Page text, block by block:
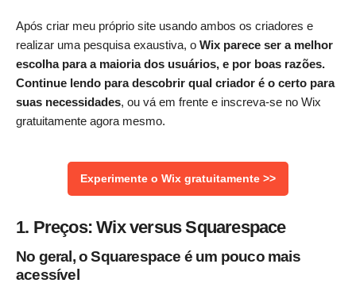
Após criar meu próprio site usando ambos os criadores e
realizar uma pesquisa exaustiva, o Wix parece ser a melhor
escolha para a maioria dos usuários, e por boas razões.
Continue lendo para descobrir qual criador é o certo para
suas necessidades, ou vá em frente e inscreva-se no Wix
gratuitamente agora mesmo.
Experimente o Wix gratuitamente >>
1. Preços: Wix versus Squarespace
No geral, o Squarespace é um pouco mais
acessível